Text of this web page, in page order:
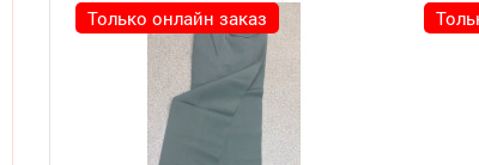
Только онлайн заказ